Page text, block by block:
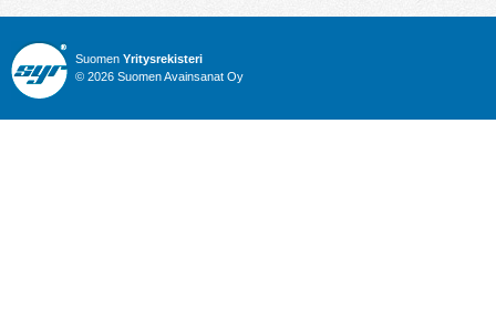
Suomen Yritysrekisteri
© 2026 Suomen Avainsanat Oy